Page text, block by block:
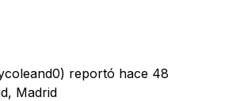
reportó hace 48
Madrid